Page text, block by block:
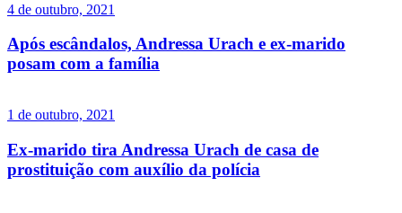
4 de outubro, 2021
Após escândalos, Andressa Urach e ex-marido
posam com a família
1 de outubro, 2021
Ex-marido tira Andressa Urach de casa de
prostituição com auxílio da polícia